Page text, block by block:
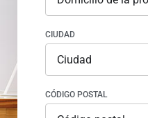
CIUDAD
CÓDIGO POSTAL